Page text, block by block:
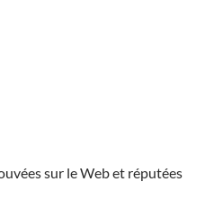
sur le Web et réputées